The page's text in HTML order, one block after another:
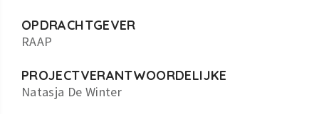
OPDRACHTGEVER
RAAP
PROJECTVERANTWOORDELIJKE
Natasja De Winter